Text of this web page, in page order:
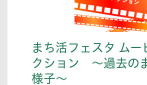
まち活フェスタ ムー
クション 〜過去の
様子〜